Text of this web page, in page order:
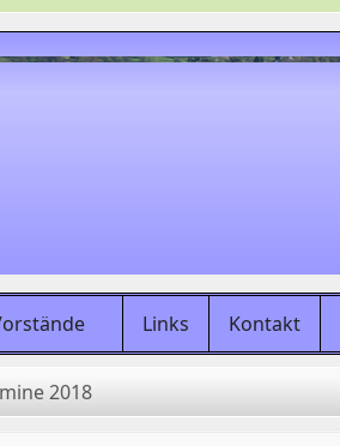
Links Kontakt
2018